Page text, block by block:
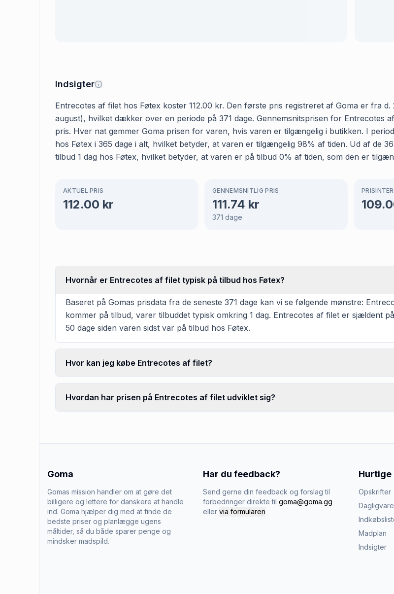
Indsigter
Entrecotes af filet hos Føtex koster 112.00 kr. Den første pris registreret af Goma er fra
august), hvilket dækker over en periode på 371 dage. Gennemsnitsprisen for Entrecotes
pris. Hver nat gemmer Goma prisen for varen, hvis varen er tilgængelig i butikken. I
hos Føtex i 365 dage i alt, hvilket betyder, at varen er tilgængelig 98% af tiden. Ud af de
tilbud 1 dag hos Føtex, hvilket betyder, at varen er på tilbud 0% af tiden, som den er
AKTUEL PRIS
112.00 kr
GENNEMSNITLIG PRIS
111.74 kr
371 dage
Hvornår er Entrecotes af filet typisk på tilbud hos Føtex?
Baseret på Gomas prisdata fra de seneste 371 dage kan vi se følgende mønstre:
kommer på tilbud, varer tilbuddet typisk omkring 1 dag. Entrecotes af filet er sjældent
50 dage siden varen sidst var på tilbud hos Føtex.
Hvor kan jeg købe Entrecotes af filet?
Hvordan har prisen på Entrecotes af filet udviklet sig?
Goma
Gomas mission handler om at gøre det
billigere og lettere for danskere at handle
ind. Goma hjælper dig med at finde de
bedste priser og planlægge ugens
måltider, så du både sparer penge og
mindsker madspild.
Har du feedback?
Send gerne din feedback og forslag til
forbedringer direkte til goma@goma.gg
eller via formularen
Hurtige
Opskrifter
Madplan
Indsigter